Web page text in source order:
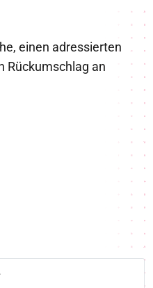
einen adressierten
Rückumschlag an